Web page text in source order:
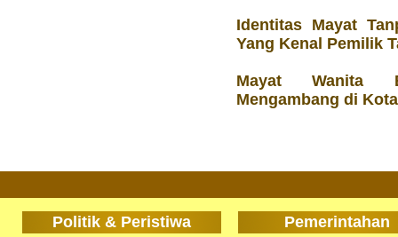
Identitas Mayat
Yang Kenal Pemilik
Mayat Wanita
Mengambang di
Politik & Peristiwa Pemerintahan